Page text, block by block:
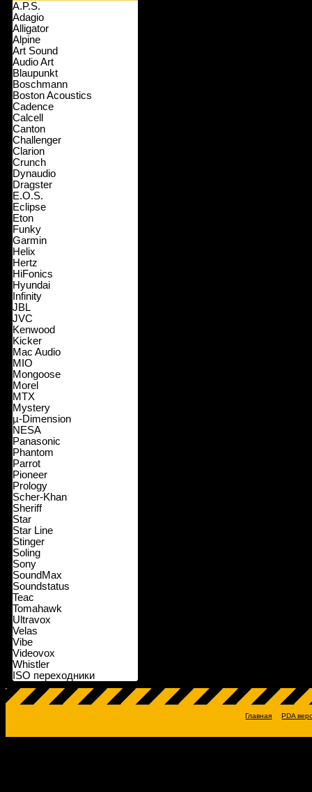
A.P.S.
Adagio
Alligator
Alpine
Art Sound
Audio Art
Blaupunkt
Boschmann
Boston Acoustics
Cadence
Calcell
Canton
Challenger
Clarion
Crunch
Dynaudio
Dragster
E.O.S.
Eclipse
Eton
Funky
Garmin
Helix
Hertz
HiFonics
Hyundai
Infinity
JBL
JVC
Kenwood
Kicker
Mac Audio
MIO
Mongoose
Morel
MTX
Mystery
µ-Dimension
NESA
Panasonic
Phantom
Parrot
Pioneer
Prology
Scher-Khan
Sheriff
Star
Star Line
Stinger
Soling
Sony
SoundMax
Soundstatus
Teac
Tomahawk
Ultravox
Velas
Vibe
Videovox
Whistler
ISO переходники
Главная PDA